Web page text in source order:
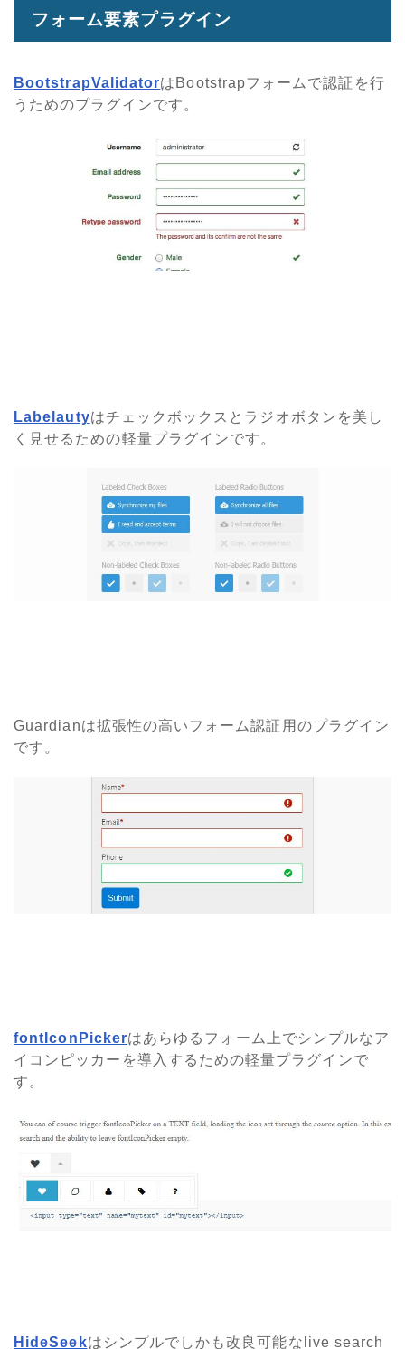
フォーム要素プラグイン
BootstrapValidatorはBootstrapフォームで認証を行
うためのプラグインです。
Labelautyはチェックボックスとラジオボタンを美し
く見せるための軽量プラグインです。
Guardianは拡張性の高いフォーム認証用のプラグイン
です。
fontIconPickerはあらゆるフォーム上でシンプルなア
イコンピッカーを導入するための軽量プラグインで
す。
HideSeekはシンプルでしかも改良可能なlive search